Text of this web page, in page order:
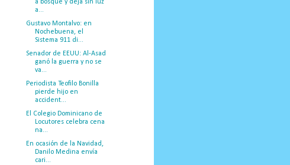
a bosque y deja sin luz
a...
Gustavo Montalvo: en
Nochebuena, el
Sistema 911 di...
Senador de EEUU: Al-Asad
ganó la guerra y no se
va...
Periodista Teofilo Bonilla
pierde hijo en
accident...
El Colegio Dominicano de
Locutores celebra cena
na...
En ocasión de la Navidad,
Danilo Medina envía
cari...